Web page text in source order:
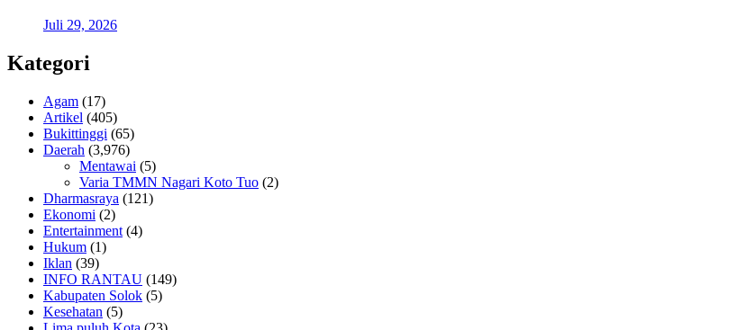
Juli 29, 2026
Kategori
Agam (17)
Artikel (405)
Bukittinggi (65)
Daerah (3,976)
Mentawai (5)
Varia TMMN Nagari Koto Tuo (2)
Dharmasraya (121)
Ekonomi (2)
Entertainment (4)
Hukum (1)
Iklan (39)
INFO RANTAU (149)
Kabupaten Solok (5)
Kesehatan (5)